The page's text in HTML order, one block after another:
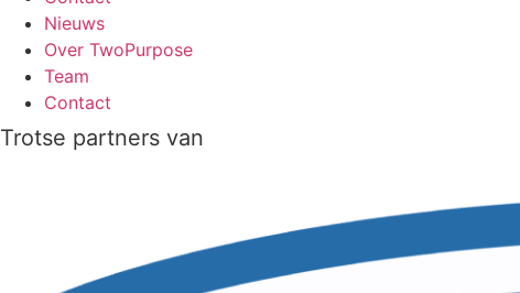
Nieuws
Over TwoPurpose
Team
Contact
Trotse partners van